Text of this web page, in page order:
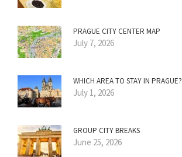
PRAGUE CITY CENTER MAP
July 7, 2026
WHICH AREA TO STAY IN PRAGUE?
July 1, 2026
GROUP CITY BREAKS
June 25, 2026